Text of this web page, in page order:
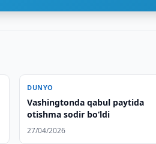
DUNYO
Vashingtonda qabul paytida
otishma sodir bo‘ldi
27/04/2026